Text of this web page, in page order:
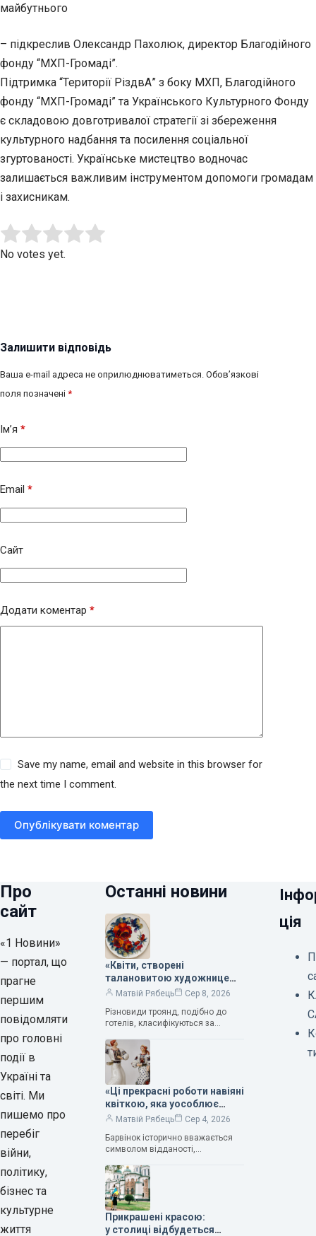
майбутнього
– підкреслив Олександр Пахолюк, директор Благодійного
фонду “МХП-Громаді”.
Підтримка “Території РіздвА” з боку МХП, Благодійного
фонду “МХП-Громаді” та Українського Культурного Фонду
є складовою довготривалої стратегії зі збереження
культурного надбання та посилення соціальної
згуртованості. Українське мистецтво водночас
залишається важливим інструментом допомоги громадам
і захисникам.
Rate this item:
No votes yet.
Залишити відповідь
Ваша e-mail адреса не оприлюднюватиметься. Обов’язкові
поля позначені *
Ім’я *
Email *
Сайт
Додати коментар *
Save my name, email and website in this browser for
the next time I comment.
Опублікувати коментар
Про
сайт
«1 Новини»
— портал, що
прагне
першим
повідомляти
про головні
події в
Україні та
світі. Ми
пишемо про
перебіг
війни,
політику,
бізнес та
культурне
життя
Останні новини
«Квіти, створені
талановитою художницею
Валентиною Трегубовою,
— колекціонерка Людмила
Карпінська-Романюк
Матвій Рябець
Сер 8, 2026
Різновиди троянд, подібно до
готелів, класифікуються за
класифікації квітів їх лише чотири.
Критерії оцінки включають
розмір…
«Ці прекрасні роботи навіяні
квіткою, яка уособлює
нескінченне кохання», —
Людмила Карпінська-
Романюк
Матвій Рябець
Сер 4, 2026
Барвінок історично вважається
символом відданості,
та тривалого подружнього союзу.
Саме тому ця рослина надихала і
продовжує надихати митців на
Прикрашені красою:
у столиці відбудеться
ція